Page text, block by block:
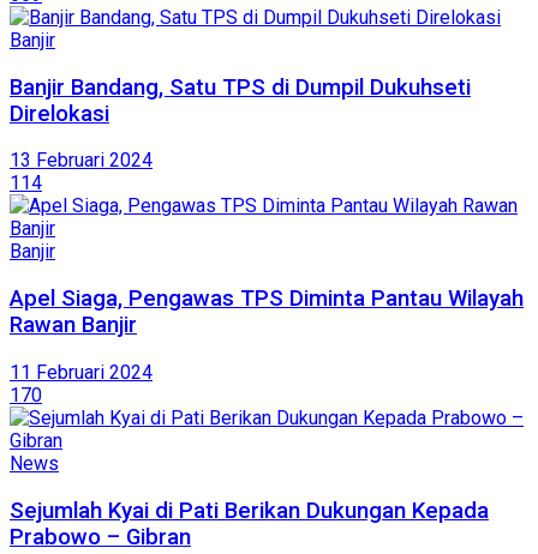
Banjir
Banjir Bandang, Satu TPS di Dumpil Dukuhseti
Direlokasi
13 Februari 2024
114
Banjir
Apel Siaga, Pengawas TPS Diminta Pantau Wilayah
Rawan Banjir
11 Februari 2024
170
News
Sejumlah Kyai di Pati Berikan Dukungan Kepada
Prabowo – Gibran